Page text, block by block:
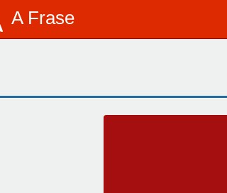
A Frase